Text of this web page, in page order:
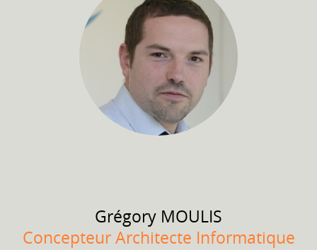
Grégory MOULIS
Concepteur Architecte Informatique